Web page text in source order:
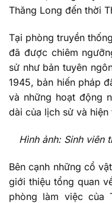
Thăng Long đến thời
Tại phòng truyền
đã được chiêm
sử như bản tuyên
1945, bản hiến pháp
và những hoạt động
dài của lịch sử và
Hình ảnh: Sinh viên
Bên cạnh những cổ
giới thiệu tổng quan
phòng làm việc của